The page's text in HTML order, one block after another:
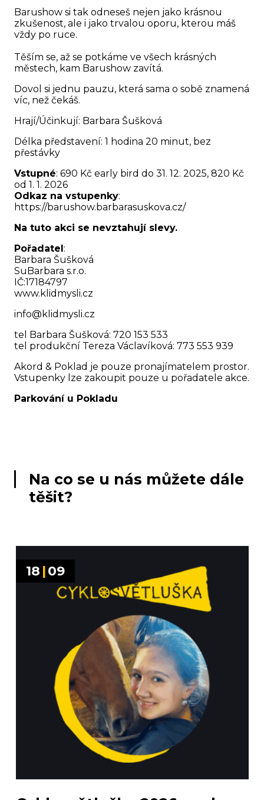
Barushow si tak odneseš nejen jako krásnou
zkušenost, ale i jako trvalou oporu, kterou máš
vždy po ruce.
Těším se, až se potkáme ve všech krásných
městech, kam Barushow zavítá.
Dovol si jednu pauzu, která sama o sobě znamená
víc, než čekáš.
Hrají/Účinkují: Barbara Šušková
Délka představení: 1 hodina 20 minut, bez
přestávky
Vstupné: 690 Kč early bird do 31. 12. 2025, 820 Kč
od 1. 1. 2026
Odkaz na vstupenky:
https://barushow.barbarasuskova.cz/
Na tuto akci se nevztahují slevy.
Pořadatel:
Barbara Šušková
SuBarbara s.r.o.
IČ:17184797
www.klidmysli.cz
info@klidmysli.cz
tel Barbara Šušková: 720 153 533
tel produkční Tereza Václavíková: 773 553 939
Akord & Poklad je pouze pronajímatelem prostor.
Vstupenky lze zakoupit pouze u pořadatele akce.
Parkování u Pokladu
Na co se u nás můžete dále
těšit?
18 |09